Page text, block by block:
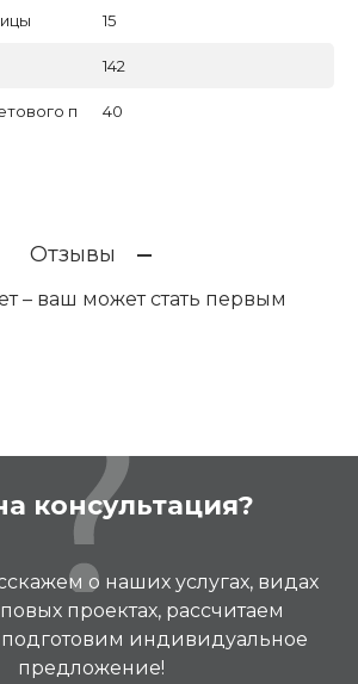
15
142
п
40
Отзывы
– ваш может стать первым
консультация?
о наших услугах, видах
проектах, рассчитаем
подготовим индивидуальное
предложение!